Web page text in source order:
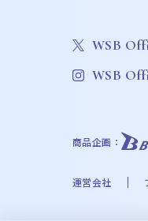
WSB
WSB
商品企画：
運営会社